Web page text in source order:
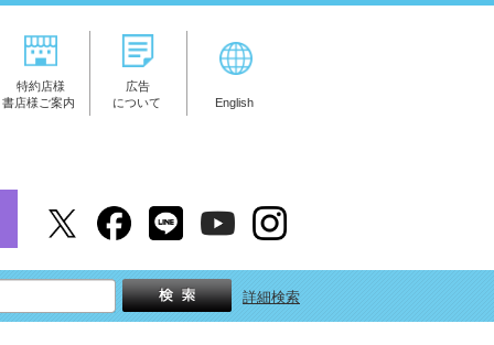
特約店様
書店様ご案内
広告
について
English
詳細検索